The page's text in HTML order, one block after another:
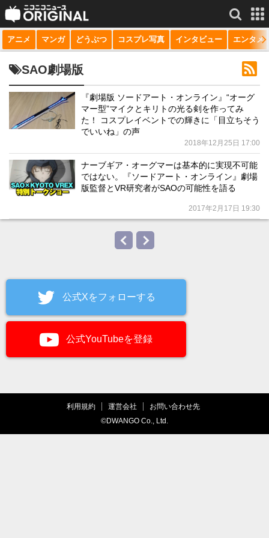
サービス一覧 もっと見る
niconico
動画
生放送
チャンネル
マンガ
アニメ マンガ どうぶつ コスプレ写真 インタビュー エンタメ
SAO劇場版
『劇場版 ソードアート・オンライン』“オーグ
マー型”マイクとキリトの光る剣を作ってみ
た！ コスプレイベントでの輝きに「目立ちそう
でいいね」の声
2018年12月25日 17:00
ナーブギア・オーグマーは基本的に実現不可能
ではない。『ソードアート・オンライン』劇場
版監督とVR研究者がSAOの可能性を語る
2017年2月17日 19:30
公式Xをフォローする
公式YouTubeを登録
利用規約 運営会社
お問い合わせ先
©DWANGO Co., Ltd.